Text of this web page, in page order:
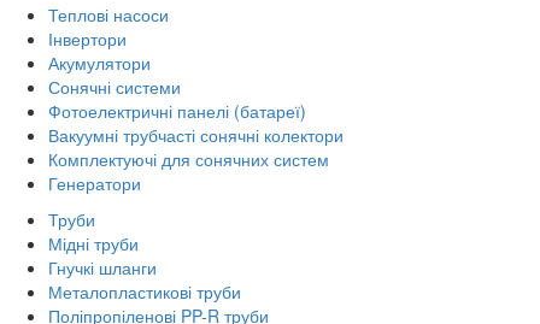
Теплові насоси
Інвертори
Акумулятори
Сонячні системи
Фотоелектричні панелі (батареї)
Вакуумні трубчасті сонячні колектори
Комплектуючі для сонячних систем
Генератори
Труби
Мідні труби
Гнучкі шланги
Металопластикові труби
Поліпропіленові PP-R труби